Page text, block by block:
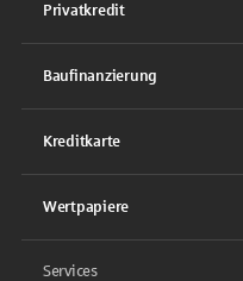
Privatkredit
Baufinanzierung
Kreditkarte
Wertpapiere
Services